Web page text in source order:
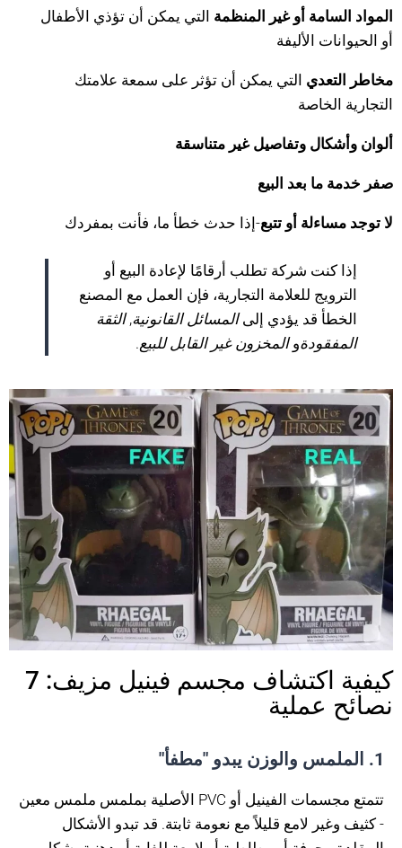
المواد السامة أو غير المنظمة التي يمكن أن تؤذي الأطفال
أو الحيوانات الأليفة
مخاطر التعدي التي يمكن أن تؤثر على سمعة علامتك
التجارية الخاصة
ألوان وأشكال وتفاصيل غير متناسقة
صفر خدمة ما بعد البيع
لا توجد مساءلة أو تتبع-إذا حدث خطأ ما، فأنت بمفردك
إذا كنت شركة تطلب أرقامًا لإعادة البيع أو
الترويج للعلامة التجارية، فإن العمل مع المصنع
الخطأ قد يؤدي إلىالمسائل القانونية,الثقة
المفقودةوالمخزون غير القابل للبيع.
كيفية اكتشاف مجسم فينيل مزيف: 7
نصائح عملية
1. الملمس والوزن يبدو "مطفأ"
تتمتع مجسمات الفينيل أو PVC الأصلية بملمس ملمس معين
- كثيف وغير لامع قليلاً مع نعومة ثابتة. قد تبدو الأشكال